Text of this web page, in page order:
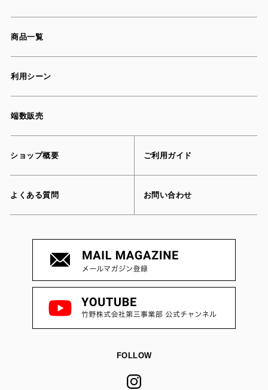
商品一覧
利用シーン
端数販売
ショップ概要 ご利用ガイド
よくある質問 お問い合わせ
FOLLOW